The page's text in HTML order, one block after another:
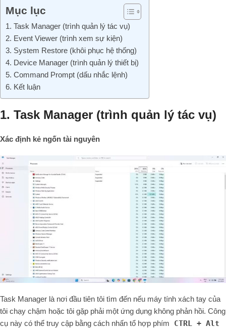
Mục lục
1. Task Manager (trình quản lý tác vụ)
2. Event Viewer (trình xem sự kiện)
3. System Restore (khôi phục hệ thống)
4. Device Manager (trình quản lý thiết bị)
5. Command Prompt (dấu nhắc lệnh)
6. Kết luận
1. Task Manager (trình quản lý tác vụ)
Xác định kẻ ngốn tài nguyên
Task Manager là nơi đầu tiên tôi tìm đến nếu máy tính xách tay của
tôi chạy chậm hoặc tôi gặp phải một ứng dụng không phản hồi. Công
cụ này có thể truy cập bằng cách nhấn tổ hợp phím
CTRL + Alt